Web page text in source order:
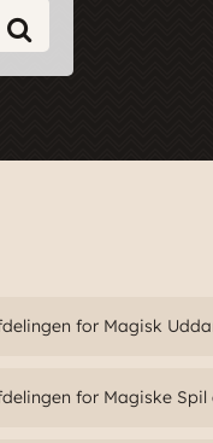
for Magisk
for Magiske